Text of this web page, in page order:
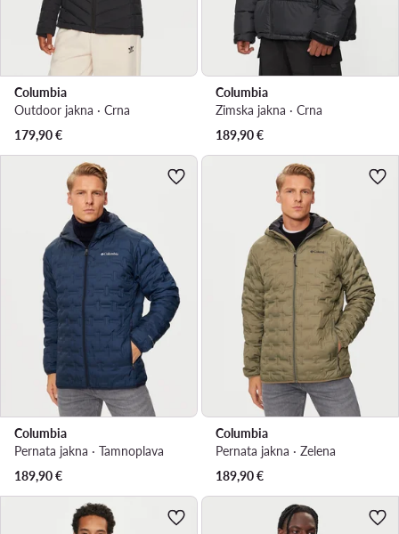
Columbia
Outdoor jakna · Crna
179,90€
Columbia
Zimska jakna · Crna
189,90€
Columbia
Pernata jakna · Tamnoplava
189,90€
Columbia
Pernata jakna · Zelena
189,90€